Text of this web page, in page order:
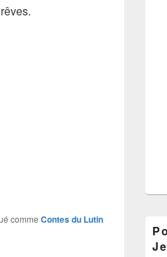
comme Contes du Lutin